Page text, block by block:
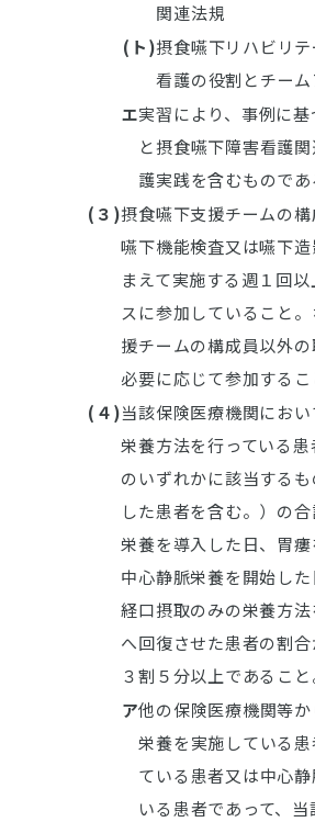
関連法規
(ト)摂食嚥下リハビリ
看護の役割とチー
エ実習により、事例に
と摂食嚥下障害看護
護実践を含むものであ
(３)摂食嚥下支援チームの
嚥下機能検査又は嚥下
まえて実施する週１回
スに参加していること
援チームの構成員以外の
必要に応じて参加するこ
(４)当該保険医療機関にお
栄養方法を行っている
のいずれかに該当する
した患者を含む。）の
栄養を導入した日、胃
中心静脈栄養を開始し
経口摂取のみの栄養方
へ回復させた患者の割
３割５分以上であること
ア他の保険医療機関等
栄養を実施している
ている患者又は中心
いる患者であって、